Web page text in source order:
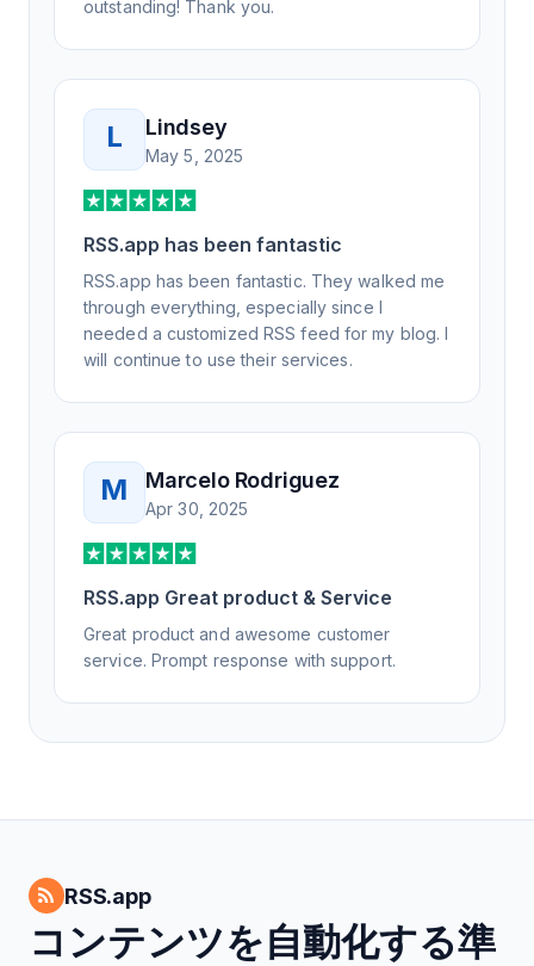
outstanding! Thank you.
L Lindsey
May 5, 2025
RSS.app has been fantastic
RSS.app has been fantastic. They walked me
through everything, especially since I
needed a customized RSS feed for my blog. I
will continue to use their services.
M Marcelo Rodriguez
Apr 30, 2025
RSS.app Great product & Service
Great product and awesome customer
service. Prompt response with support.
RSS.app
コンテンツを自動化する準